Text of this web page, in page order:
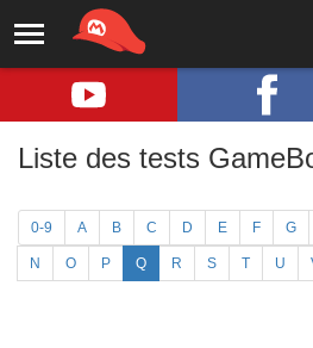
Liste des tests
0-9 A B C D E F G
N O P Q R S T U